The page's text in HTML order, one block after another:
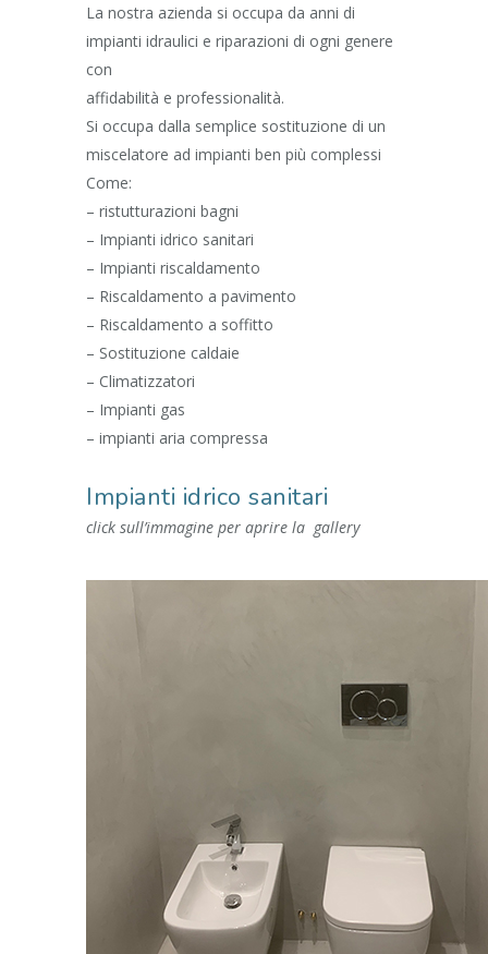
La nostra azienda si occupa da anni di
impianti idraulici e riparazioni di ogni genere
con
affidabilità e professionalità.
Si occupa dalla semplice sostituzione di un
miscelatore ad impianti ben più complessi
Come:
– ristutturazioni bagni
– Impianti idrico sanitari
– Impianti riscaldamento
– Riscaldamento a pavimento
– Riscaldamento a soffitto
– Sostituzione caldaie
– Climatizzatori
– Impianti gas
– impianti aria compressa
Impianti idrico sanitari
click sull’immagine per aprire la gallery